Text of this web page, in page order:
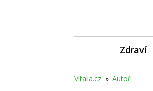
Zdraví
Vitalia.cz » Autoři